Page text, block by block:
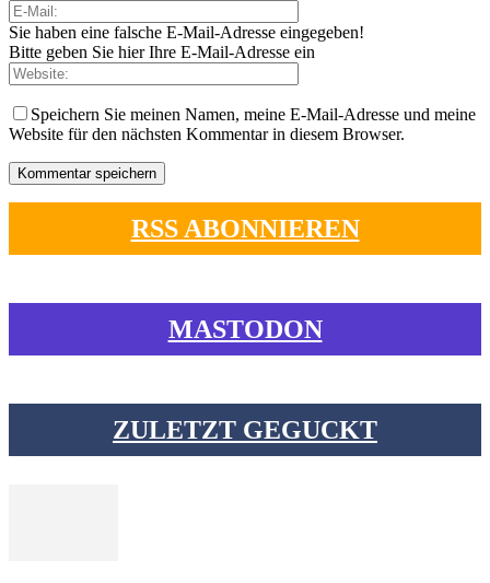
Sie haben eine falsche E-Mail-Adresse eingegeben!
Bitte geben Sie hier Ihre E-Mail-Adresse ein
Speichern Sie meinen Namen, meine E-Mail-Adresse und meine
Website für den nächsten Kommentar in diesem Browser.
RSS ABONNIEREN
MASTODON
ZULETZT GEGUCKT